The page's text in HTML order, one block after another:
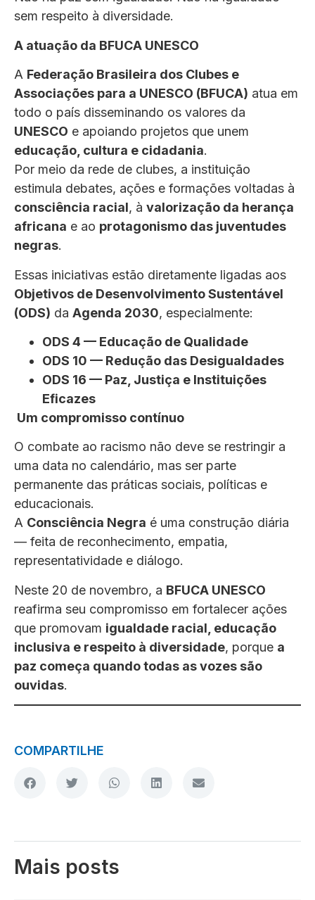
sem respeito à diversidade.
A atuação da BFUCA UNESCO
A Federação Brasileira dos Clubes e
Associações para a UNESCO (BFUCA) atua em
todo o país disseminando os valores da
UNESCO e apoiando projetos que unem
educação, cultura e cidadania.
Por meio da rede de clubes, a instituição
estimula debates, ações e formações voltadas à
consciência racial, à valorização da herança
africana e ao protagonismo das juventudes
negras.
Essas iniciativas estão diretamente ligadas aos
Objetivos de Desenvolvimento Sustentável
(ODS) da Agenda 2030, especialmente:
ODS 4 — Educação de Qualidade
ODS 10 — Redução das Desigualdades
ODS 16 — Paz, Justiça e Instituições
Eficazes
Um compromisso contínuo
O combate ao racismo não deve se restringir a
uma data no calendário, mas ser parte
permanente das práticas sociais, políticas e
educacionais.
A Consciência Negra é uma construção diária
— feita de reconhecimento, empatia,
representatividade e diálogo.
Neste 20 de novembro, a BFUCA UNESCO
reafirma seu compromisso em fortalecer ações
que promovam igualdade racial, educação
inclusiva e respeito à diversidade, porque a
paz começa quando todas as vozes são
ouvidas.
COMPARTILHE
Mais posts